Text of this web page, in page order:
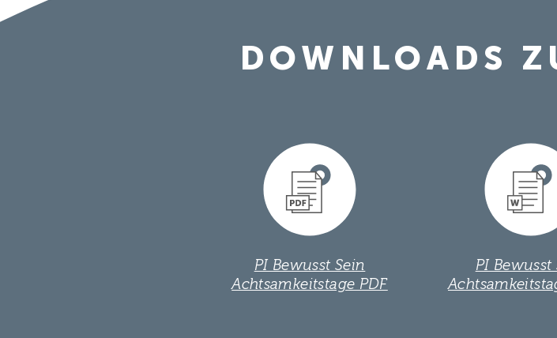
DOWNLOADS
PI Bewusst Sein
Achtsamkeitstage PDF
PI Bewusst